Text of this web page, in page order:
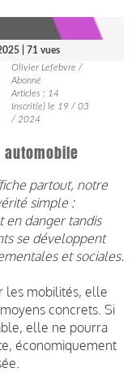
| 71 vues
Olivier Lefebvre /
Abonné
Articles : 14
Inscrit(e) le 19 / 03
/ 2024
partout, notre
simple :
en danger tandis
se développent
et sociales.
les mobilités, elle
concrets. Si
elle ne pourra
économiquement